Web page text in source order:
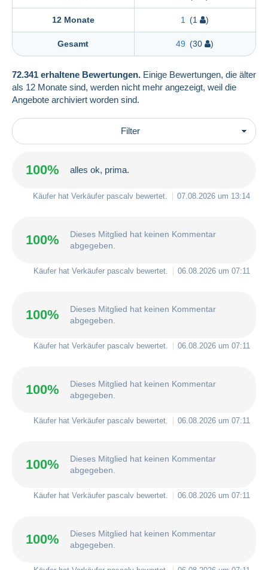
12 Monate 1 (1 )
Gesamt 49 (30 )
72.341 erhaltene Bewertungen. Einige Bewertungen, die älter
als 12 Monate sind, werden nicht mehr angezeigt, weil die
Angebote archiviert worden sind.
Filter
100% alles ok, prima.
Käufer hat Verkäufer pascalv bewertet. 07.08.2026 um 13:14
100%
Dieses Mitglied hat keinen Kommentar
abgegeben.
Käufer hat Verkäufer pascalv bewertet. 06.08.2026 um 07:11
100%
Dieses Mitglied hat keinen Kommentar
abgegeben.
Käufer hat Verkäufer pascalv bewertet. 06.08.2026 um 07:11
100%
Dieses Mitglied hat keinen Kommentar
abgegeben.
Käufer hat Verkäufer pascalv bewertet. 06.08.2026 um 07:11
100%
Dieses Mitglied hat keinen Kommentar
abgegeben.
Käufer hat Verkäufer pascalv bewertet. 06.08.2026 um 07:11
100%
Dieses Mitglied hat keinen Kommentar
abgegeben.